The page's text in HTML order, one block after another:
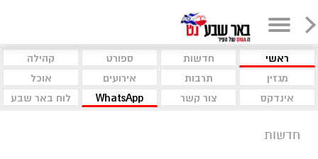
ראשי חדשות ספורט
קהילה
מגזין
תרבות אירועים
אוכל
אינדקס
צור קשר WhatsApp לוח באר שבע
חדשות